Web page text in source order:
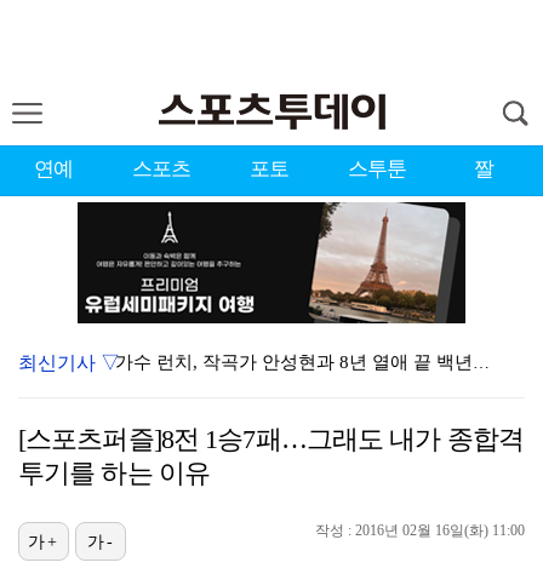
연예 스포츠 포토 스투툰 짤
가수 런치, 작곡가 안성현과 8년 열애 끝 백년가약…결…
상위권 유지한 서교림 "아이언샷 덕분에 타수 줄여…컨디…
[ST포토] 차준환, 아이돌 보다 잘생긴 얼굴
최신기사 ▽
[스포츠퍼즐]8전 1승7패…그래도 내가 종합격
투기를 하는 이유
작성 : 2016년 02월 16일(화) 11:00
가+ 가-